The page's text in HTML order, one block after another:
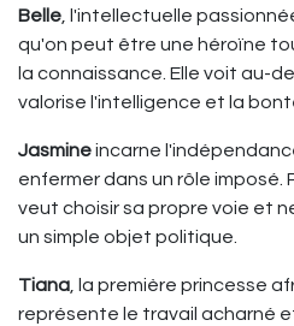
Belle , l'intellectuelle
qu'on peut être une héroïne
la connaissance. Elle voit au-
valorise l'intelligence et la
Jasmineincarne
enfermer dans un rôle imposé.
veut choisir sa propre voie et
un simple objet politique.
Tiana , la première princesse
représente le travail acharné